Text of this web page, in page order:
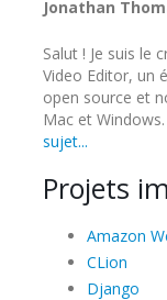
Jonathan
Salut ! Je suis le
Video Editor, un
open source et
Mac et Windows.
sujet...
Projets
Amazon
CLion
Django